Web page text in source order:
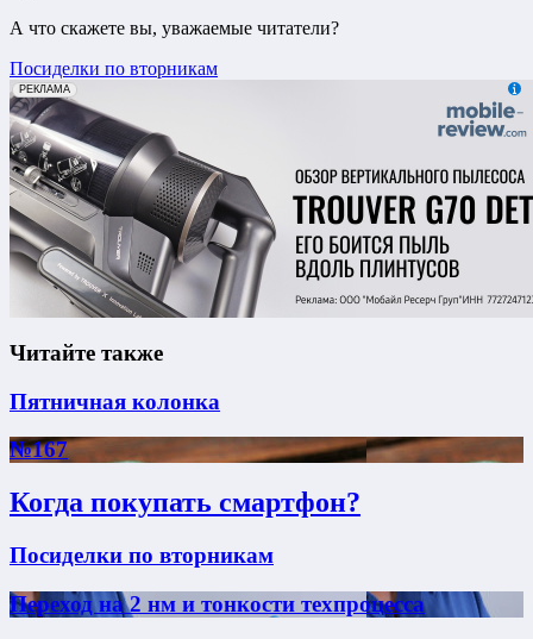
А что скажете вы, уважаемые читатели?
Посиделки по вторникам
erid: 2VfnxxmNzs5
РЕКЛАМА
Читайте также
Пятничная колонка
№167
Когда покупать смартфон?
Посиделки по вторникам
Переход на 2 нм и тонкости техпроцесса